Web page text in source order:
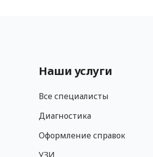
Наши услуги
Все специалисты
Диагностика
Оформление справок